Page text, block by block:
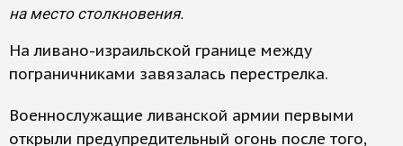
на место столкновения.
На ливано-израильской границе между
пограничниками завязалась перестрелка.
Военнослужащие ливанской армии первыми
открыли предупредительный огонь после того,